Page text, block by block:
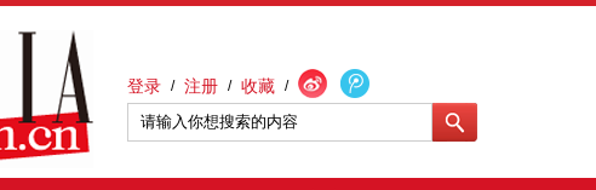
登录 / 注册 / 收藏 /